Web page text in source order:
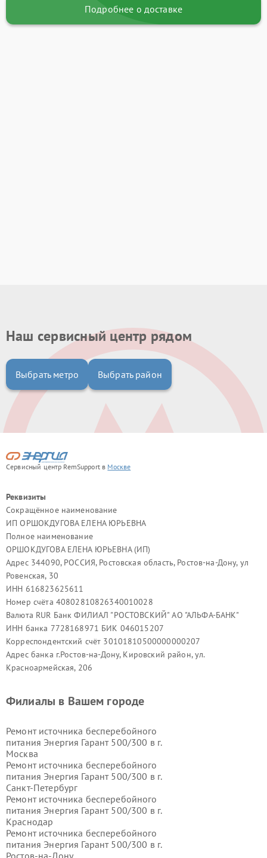
Подробнее о доставке
Наш сервисный центр рядом
Выбрать метро Выбрать район
Сервисный центр RemSupport в Москве
Реквизиты
Сокращённое наименование
ИП ОРШОКДУГОВА ЕЛЕНА ЮРЬЕВНА
Полное наименование
ОРШОКДУГОВА ЕЛЕНА ЮРЬЕВНА (ИП)
Адрес 344090, РОССИЯ, Ростовская область, Ростов-на-Дону, ул
Ровенская, 30
ИНН 616823625611
Номер счёта 40802810826340010028
Валюта RUR Банк ФИЛИАЛ "РОСТОВСКИЙ" АО "АЛЬФА-БАНК"
ИНН банка 7728168971 БИК 046015207
Корреспондентский счёт 30101810500000000207
Адрес банка г.Ростов-на-Дону, Кировский район, ул.
Красноармейская, 206
Филиалы в Вашем городе
Ремонт источника бесперебойного
питания Энергия Гарант 500/300 в г.
Москва
Ремонт источника бесперебойного
питания Энергия Гарант 500/300 в г.
Санкт-Петербург
Ремонт источника бесперебойного
питания Энергия Гарант 500/300 в г.
Краснодар
Ремонт источника бесперебойного
питания Энергия Гарант 500/300 в г.